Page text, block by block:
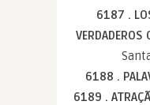
6187 .
VERDADEROS
6188 .
6189 .